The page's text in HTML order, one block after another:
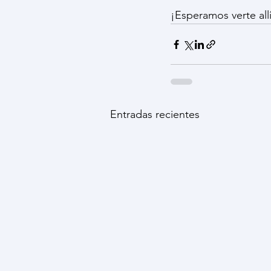
¡Esperamos verte
Entradas recientes